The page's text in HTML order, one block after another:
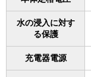
水の浸入に対す
る保護
充電器電源